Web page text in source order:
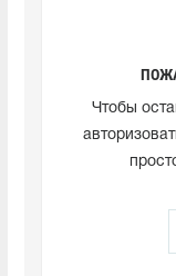
Чтобы